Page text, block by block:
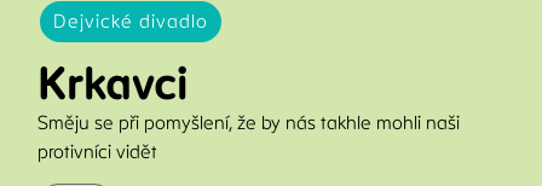
Dejvické divadlo
Krkavci
Směju se při pomyšlení, že by nás takhle mohli naši
protivníci vidět